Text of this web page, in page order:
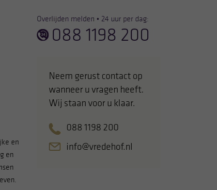
en
en
Overlijden melden • 24 uur per dag:
088 1198 200
Neem gerust contact op
wanneer u vragen heeft.
Wij staan voor u klaar.
088 1198 200
info@vredehof.nl